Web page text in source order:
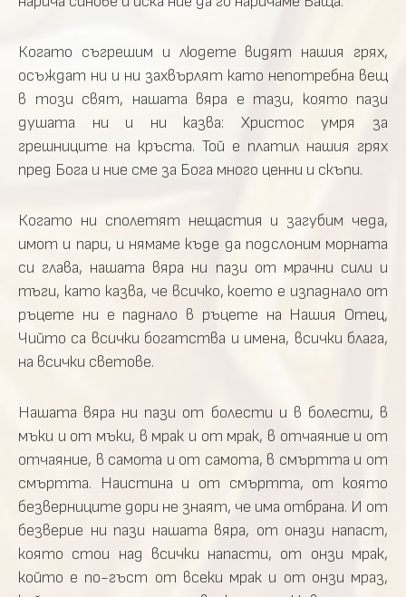
Когато съгрешим и людете видят нашия грях,
осъждат ни и ни захвърлят като непотребна вещ
в този свят, нашата вяра е тази, която пази
душата ни и ни казва: Христос умря за
грешниците на кръста. Той е платил нашия грях
пред Бога и ние сме за Бога много ценни и скъпи.
Когато ни сполетят нещастия и загубим чеда,
имот и пари, и нямаме къде да подслоним морната
си глава, нашата вяра ни пази от мрачни сили и
тъги, като казва, че всичко, което е изпаднало от
ръцете ни е паднало в ръцете на Нашия Отец,
Чийто са всички богатства и имена, всички блага,
на всички светове.
Нашата вяра ни пази от болести и в болести, в
мъки и от мъки, в мрак и от мрак, в отчаяние и от
отчаяние, в самота и от самота, в смъртта и от
смъртта. Наистина и от смъртта, от която
безверниците дори не знаят, че има отбрана. И от
безверие ни пази нашата вяра, от онази напаст,
която стои над всички напасти, от онзи мрак,
който е по-гъст от всеки мрак и от онзи мраз,